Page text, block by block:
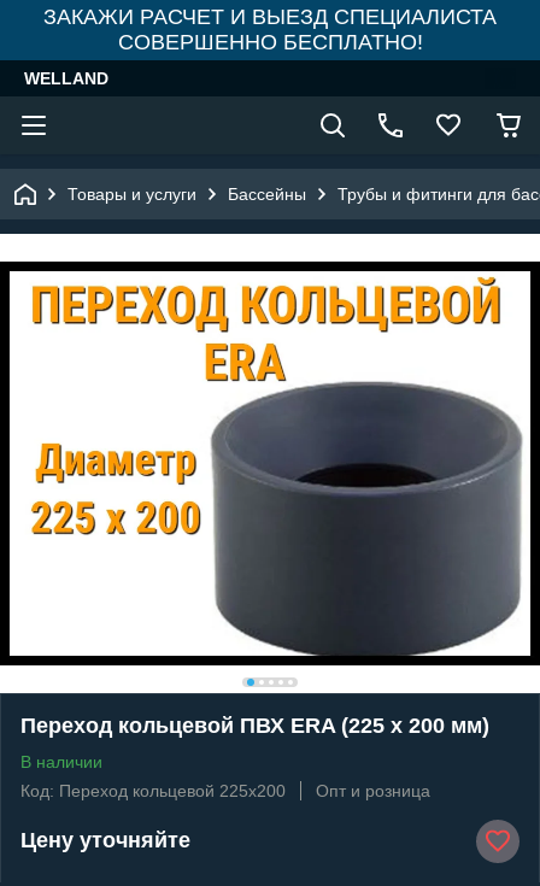
ЗАКАЖИ РАСЧЕТ И ВЫЕЗД СПЕЦИАЛИСТА
СОВЕРШЕННО БЕСПЛАТНО!
WELLAND
Товары и услуги Бассейны Трубы и фитинги для
Переход кольцевой ПВХ ERA (225 x 200 мм)
В наличии
Код: Переход кольцевой 225x200
Опт и розница
Цену уточняйте